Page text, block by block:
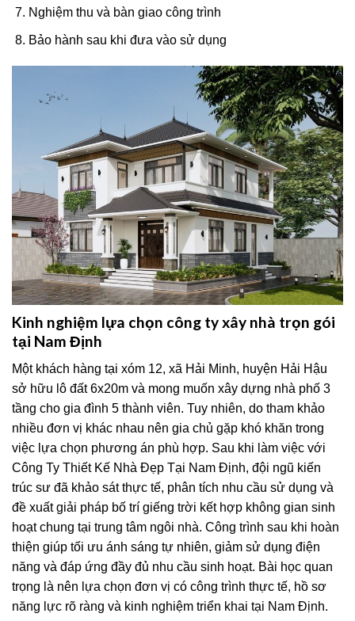
Nghiệm thu và bàn giao công trình
Bảo hành sau khi đưa vào sử dụng
Kinh nghiệm lựa chọn công ty xây nhà trọn gói
tại Nam Định
Một khách hàng tại xóm 12, xã Hải Minh, huyện Hải Hậu
sở hữu lô đất 6x20m và mong muốn xây dựng nhà phố 3
tầng cho gia đình 5 thành viên. Tuy nhiên, do tham khảo
nhiều đơn vị khác nhau nên gia chủ gặp khó khăn trong
việc lựa chọn phương án phù hợp. Sau khi làm việc với
Công Ty Thiết Kế Nhà Đẹp Tại Nam Định, đội ngũ kiến
trúc sư đã khảo sát thực tế, phân tích nhu cầu sử dụng và
đề xuất giải pháp bố trí giếng trời kết hợp không gian sinh
hoạt chung tại trung tâm ngôi nhà. Công trình sau khi hoàn
thiện giúp tối ưu ánh sáng tự nhiên, giảm sử dụng điện
năng và đáp ứng đầy đủ nhu cầu sinh hoạt. Bài học quan
trọng là nên lựa chọn đơn vị có công trình thực tế, hồ sơ
năng lực rõ ràng và kinh nghiệm triển khai tại Nam Định.